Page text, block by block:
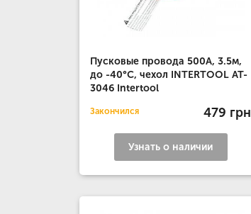
Пусковые провода 500А, 3.5м,
до -40°C, чехол INTERTOOL AT-
3046 Intertool
Закончился 479 грн
Узнать о наличии